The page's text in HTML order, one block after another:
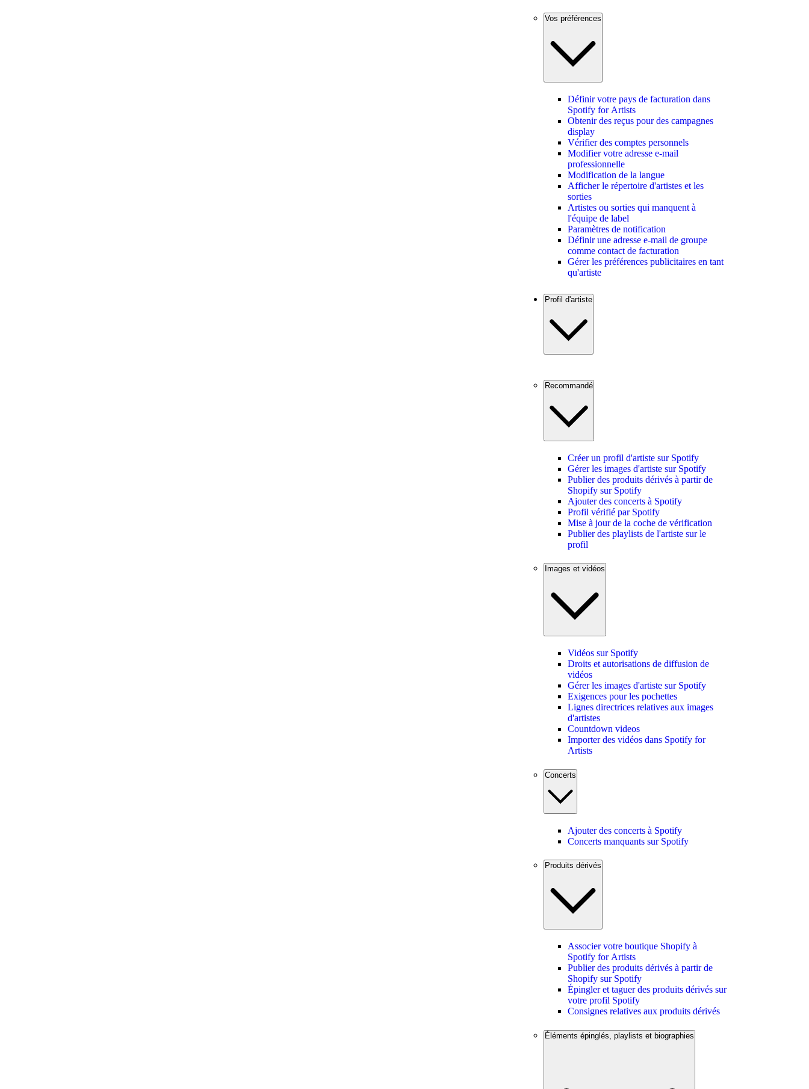
Vos préférences
Définir votre pays de facturation dans
Spotify for Artists
Obtenir des reçus pour des campagnes
display
Vérifier des comptes personnels
Modifier votre adresse e-mail
professionnelle
Modification de la langue
Afficher le répertoire d'artistes et les
sorties
Artistes ou sorties qui manquent à
l'équipe de label
Paramètres de notification
Définir une adresse e-mail de groupe
comme contact de facturation
Gérer les préférences publicitaires en tant
qu'artiste
Profil d'artiste
Recommandé
Créer un profil d'artiste sur Spotify
Gérer les images d'artiste sur Spotify
Publier des produits dérivés à partir de
Shopify sur Spotify
Ajouter des concerts à Spotify
Profil vérifié par Spotify
Mise à jour de la coche de vérification
Publier des playlists de l'artiste sur le
profil
Images et vidéos
Vidéos sur Spotify
Droits et autorisations de diffusion de
vidéos
Gérer les images d'artiste sur Spotify
Exigences pour les pochettes
Lignes directrices relatives aux images
d'artistes
Countdown videos
Importer des vidéos dans Spotify for
Artists
Concerts
Ajouter des concerts à Spotify
Concerts manquants sur Spotify
Produits dérivés
Associer votre boutique Shopify à
Spotify for Artists
Publier des produits dérivés à partir de
Shopify sur Spotify
Épingler et taguer des produits dérivés sur
votre profil Spotify
Consignes relatives aux produits dérivés
Éléments épinglés, playlists et biographies